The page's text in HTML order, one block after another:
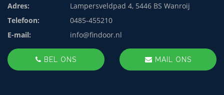
Adres:
Lampersveldpad 4, 5446 BS Wanroij
Telefoon:
0485-455210
E-mail:
info@findoor.nl
BEL ONS MAIL ONS